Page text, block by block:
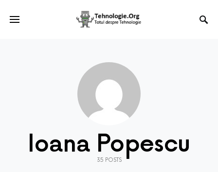
Ioana Popescu
35 POSTS